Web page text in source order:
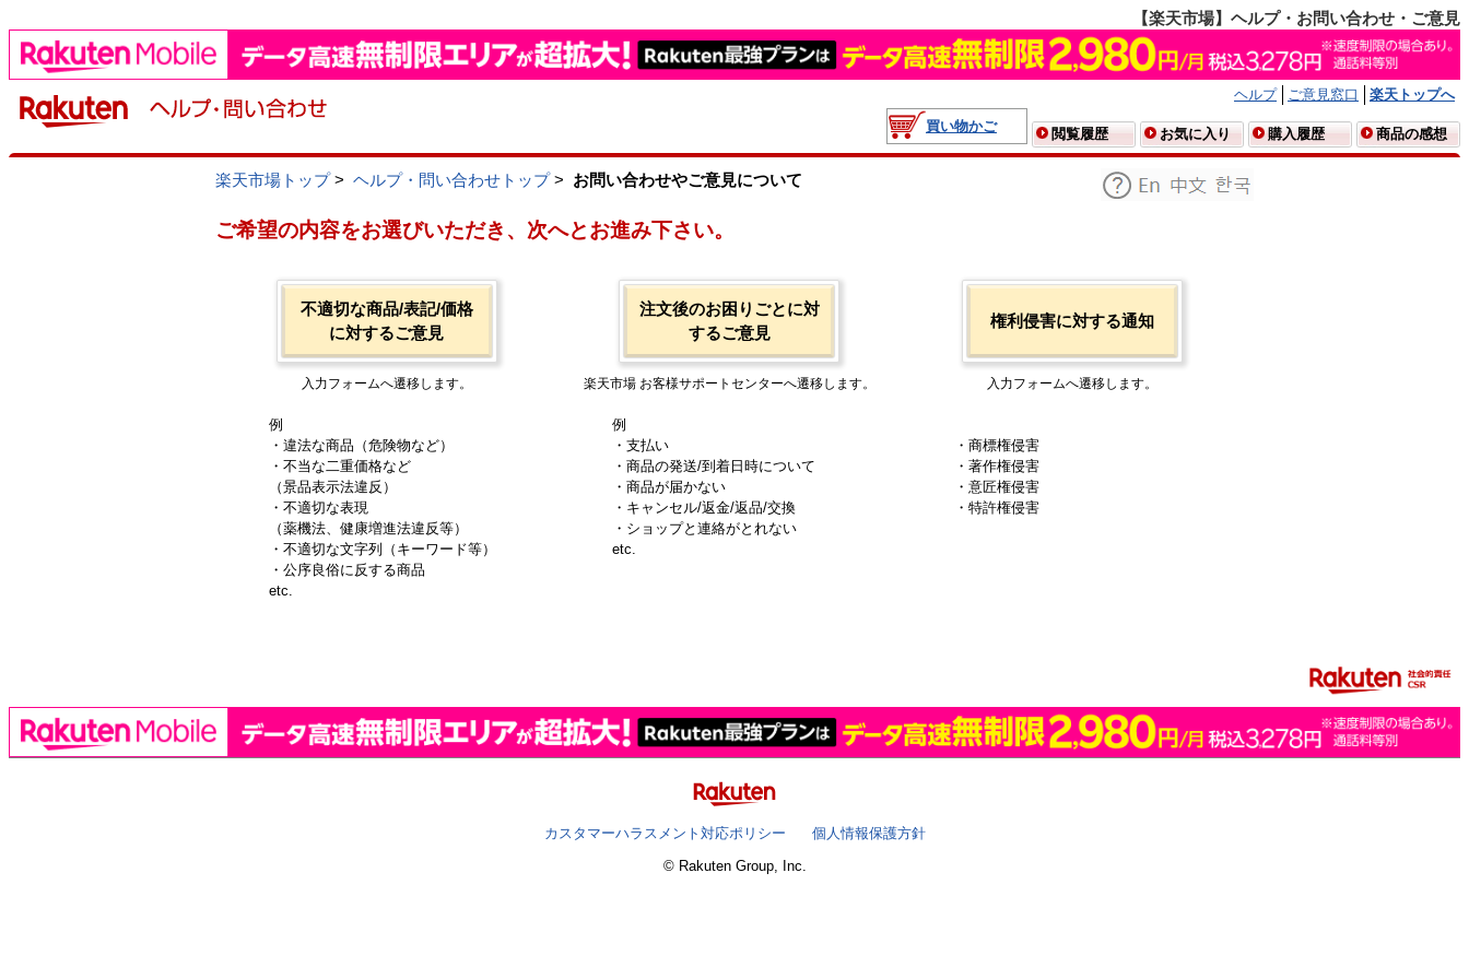
【楽天市場】ヘルプ・お問い合わせ・ご意見
ヘルプ ご意見窓口
楽天トップへ
買い物かご
閲覧履歴 お気に入り 購入履歴 商品の感想
楽天市場トップ> ヘルプ・問い合わせトップ> お問い合わせやご意見について
ご希望の内容をお選びいただき、次へとお進み下さい。
不適切な商品/表記/価格
に対するご意見
入力フォームへ遷移します。
例
・違法な商品（危険物など）
・不当な二重価格など
（景品表示法違反）
・不適切な表現
（薬機法、健康増進法違反等）
・不適切な文字列（キーワード等）
・公序良俗に反する商品
etc.
注文後のお困りごとに対
するご意見
楽天市場 お客様サポートセンターへ遷移します。
例
・支払い
・商品の発送/到着日時について
・商品が届かない
・キャンセル/返金/返品/交換
・ショップと連絡がとれない
etc.
権利侵害に対する通知
入力フォームへ遷移します。
・商標権侵害
・著作権侵害
・意匠権侵害
・特許権侵害
カスタマーハラスメント対応ポリシー
個人情報保護方針
© Rakuten Group, Inc.